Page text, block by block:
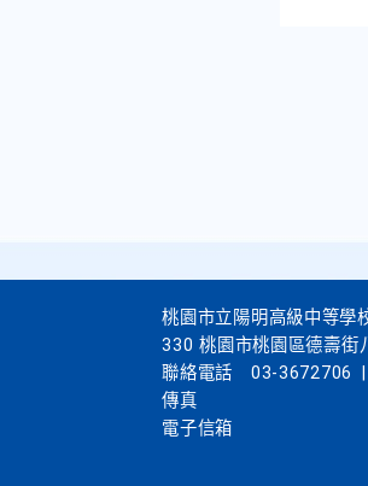
桃園市立陽明高級中等
330 桃園市桃園區德壽街
聯絡電話
03-3672706
傳真
電子信箱